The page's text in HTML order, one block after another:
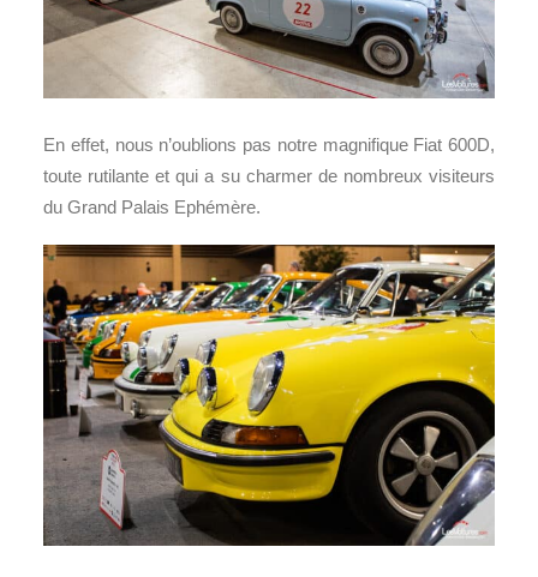
En effet, nous n’oublions pas notre magnifique Fiat 600D,
toute rutilante et qui a su charmer de nombreux visiteurs
du Grand Palais Ephémère.